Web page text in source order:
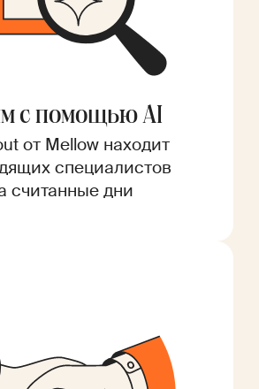
с помощью AI
от Mellow находит
специалистов
считанные дни